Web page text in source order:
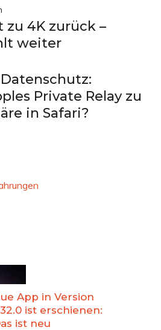
zu 4K zurück –
weiter
Private Relay zu
in Safari?
App in Version
ist erschienen:
ist neu